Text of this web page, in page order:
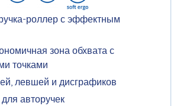
роллер с эффектным
зона обхвата с
точками
левшей и дисграфиков
авторучек